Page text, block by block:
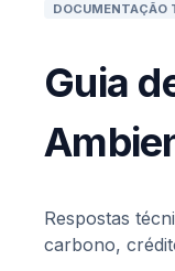
DOCUMENTAÇÃO
Guia
Respostas
carbono,